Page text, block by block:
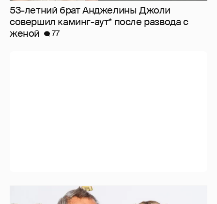
53-летний брат Анджелины Джоли
совершил каминг-аут* после развода с
женой
77